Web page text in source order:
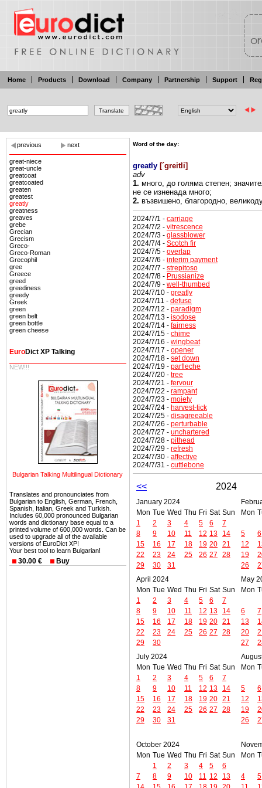
Home Products Download Company Partnership Support
previous next
great-niece
great-uncle
greatcoat
greatcoated
greaten
greatest
greatly
greatness
greaves
grebe
Grecian
Grecism
Greco-
Greco-Roman
Grecophil
gree
Greece
greed
greediness
greedy
Greek
green
green belt
green bottle
green cheese
EuroDict XP Talking
NEW!!!
Bulgarian Talking Multilingual Dictionary
Translates and pronounciates from
Bulgarian to English, German, French,
Spanish, Italian, Greek and Turkish.
Includes 60,000 pronounced Bulgarian
words and dictionary base equal to a
printed volume of 600,000 words. Can be
used to upgrade all of the available
versions of EuroDict XP!
Your best tool to learn Bulgarian!
30.00 € Buy
Word of the day:
greatly [´greitli]
adv
1. много, до голяма степен;
не се изненада много;
2. възвишено, благородно,
2024/7/1 - carriage
2024/7/2 - vitrescence
2024/7/3 - glassblower
2024/7/4 - Scotch fir
2024/7/5 - overlap
2024/7/6 - interim payment
2024/7/7 - strepitoso
2024/7/8 - Prussianize
2024/7/9 - well-thumbed
2024/7/10 - greatly
2024/7/11 - defuse
2024/7/12 - paradigm
2024/7/13 - isodose
2024/7/14 - fairness
2024/7/15 - chime
2024/7/16 - wingbeat
2024/7/17 - opener
2024/7/18 - set down
2024/7/19 - parfleche
2024/7/20 - tree
2024/7/21 - fervour
2024/7/22 - rampant
2024/7/23 - moiety
2024/7/24 - harvest-tick
2024/7/25 - disagreeable
2024/7/26 - perturbable
2024/7/27 - unchartered
2024/7/28 - pithead
2024/7/29 - refresh
2024/7/30 - affective
2024/7/31 - cuttlebone
<< 2024
January 2024
Mon Tue Wed Thu Fri Sat Sun
1
2 3 4 5 6
7
8
9 10 11 12 13
14
15
16 17 18 19 20 21
22
23 24 25 26 27
28
29
30 31
Mon
5
6
12
19
26
April 2024
Mon Tue Wed Thu Fri Sat Sun
1
2 3 4 5 6
7
8
9 10 11 12 13
14
15
16 17 18 19 20 21
22
23 24 25 26 27
28
29
30
May
Mon
6
7
13
20
27
July 2024
Mon Tue Wed Thu Fri Sat Sun
1
2 3 4 5 6
7
8
9 10 11 12 13
14
15
16 17 18 19 20 21
22
23 24 25 26 27
28
29
30 31
Mon
5
6
12
19
26
October 2024
Mon Tue Wed Thu Fri Sat Sun
1
2 3 4 5
6
7
8 9 10 11 12
13
Mon
4
5